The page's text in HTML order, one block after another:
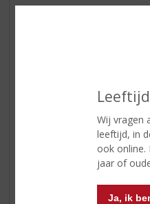
Wij vragen
leeftijd, in
ook online.
jaar of
Ja, ik
Reviews
Schrijf een review